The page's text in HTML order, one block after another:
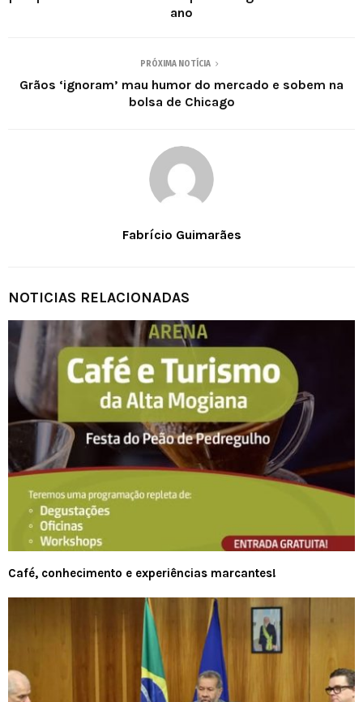
ano
PRÓXIMA NOTÍCIA
Grãos ‘ignoram’ mau humor do mercado e sobem na
bolsa de Chicago
Fabrício Guimarães
NOTICIAS RELACIONADAS
Café, conhecimento e experiências marcantes!